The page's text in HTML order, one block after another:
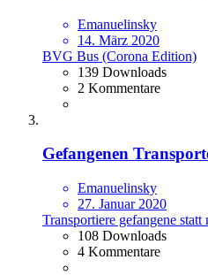
Emanuelinsky
14. März 2020
BVG Bus (Corona Edition)
139 Downloads
2 Kommentare
Gefangenen
Emanuelinsky
27. Januar 2020
Transportiere gefangene statt
108 Downloads
4 Kommentare